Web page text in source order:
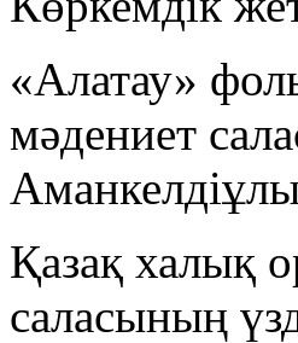
«Алатау»
мәдениет
Қазақ халық
саласының